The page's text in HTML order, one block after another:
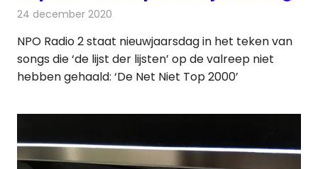
24 december 2020
NPO Radio 2 staat nieuwjaarsdag in het teken van
songs die ‘de lijst der lijsten’ op de valreep niet
hebben gehaald: ‘De Net Niet Top 2000’